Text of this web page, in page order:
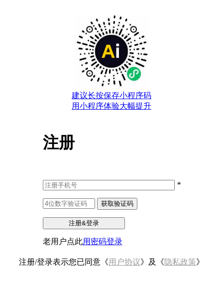
建议长按保存小程序码
用小程序体验大幅提升
注册
*
获取验证码
注册&登录
老用户点此用密码登录
注册/登录表示您已同意《用户协议》及《隐私政策》